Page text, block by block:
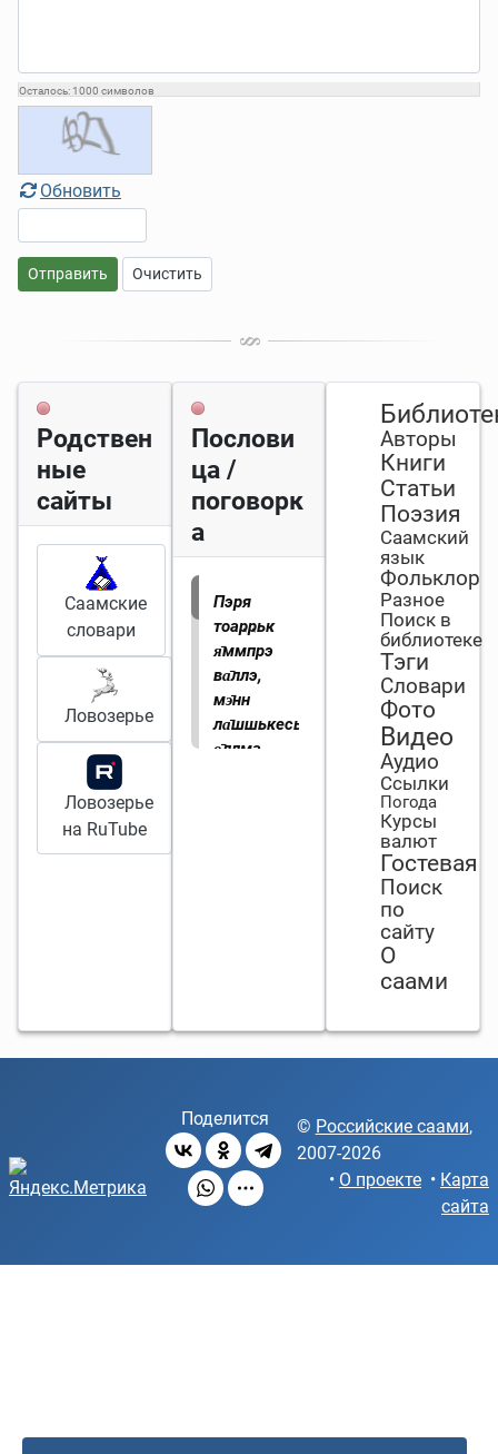
Осталось: 1000 символов
Обновить
Отправить Очистить
Родствен
ные
сайты
Саамские
словари
Ловозерье
Ловозерье
на RuTube
Послови
ца /
поговорк
а
Пэря
тоаҏҏьк
я̄ммпрэ
ва̄ллэ,
мэ̄нн
ла̄шшькесь
о̄ллма
Авторы
Книги
Статьи
Поэзия
Саамский
язык
Фольклор
Разное
Поиск в
библиотеке
Тэги
Словари
Фото
Видео
Аудио
Ссылки
Погода
Курсы
валют
Гостевая
Поиск
по
сайту
О
саами
Поделится © Российские саами,
2007-2026
• О проекте • Карта
сайта